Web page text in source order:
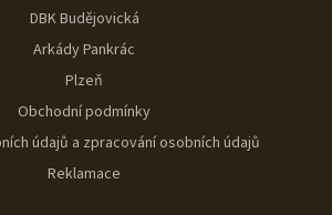
DBK Budějovická
Arkády Pankrác
Plzeň
Obchodní podmínky
údajů a zpracování osobních údajů
Reklamace